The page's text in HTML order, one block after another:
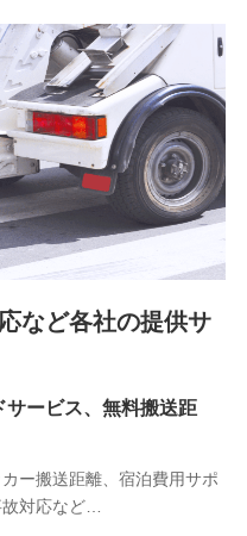
与支給、福利厚生・採用
め、当社と従業員または従
の提供業務、契約締結手
れらに準ずる業務の遂行
る業務の遂行のため
びに法人向けASPサー
など各社の提供サ
サービス、無料搬送距
ー搬送距離、宿泊費用サポ
故対応など…